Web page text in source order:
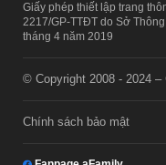
Giấy phép thiết lập trang
2217/GP-TTĐT do Sở
tháng 4 năm 2019
© Copyright 2008 - 2024 –
Chính sách bảo mật